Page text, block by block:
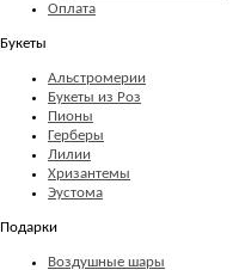
Оплата
Букеты
Альстромерии
Букеты из Роз
Пионы
Герберы
Лилии
Хризантемы
Эустома
Подарки
Воздушные шары